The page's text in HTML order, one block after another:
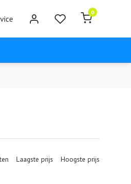
0
Laagste prijs Hoogste prijs